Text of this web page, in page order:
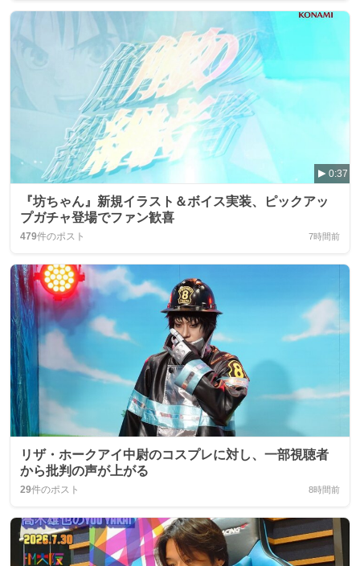
0:37
『坊ちゃん』新規イラスト＆ボイス実装、ピックアッ
プガチャ登場でファン歓喜
479件のポスト 7時間前
リザ・ホークアイ中尉のコスプレに対し、一部視聴者
から批判の声が上がる
29件のポスト 8時間前